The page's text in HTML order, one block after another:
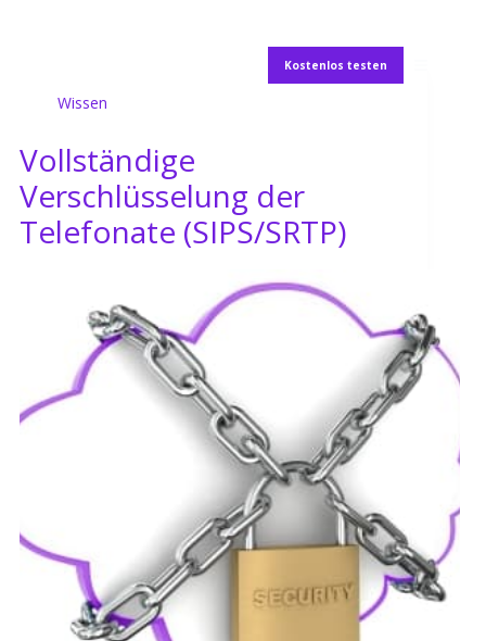
Kostenlos testen
Wissen
Vollständige
Verschlüsselung der
Telefonate (SIPS/SRTP)